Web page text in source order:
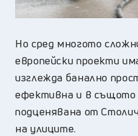
Но сред многото
европейски проекти
изглежда банално
ефективна и в същото
подценявана от
на улиците.